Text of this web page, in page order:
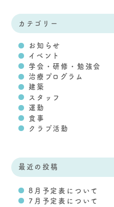
カテゴリー
お知らせ
イベント
学会・研修・勉強会
治療プログラム
建築
スタッフ
運動
食事
クラブ活動
最近の投稿
8月予定表について
7月予定表について